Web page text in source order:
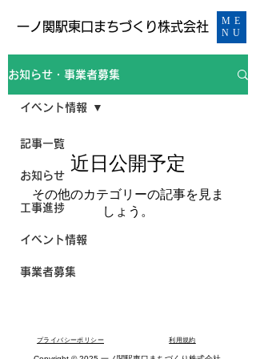
​一ノ関駅東口まちづくり株式会社
ME
NU
お知らせ・事業者募集
記事一覧
お知らせ
工事進捗
イベント情報
事業者募集
イベント情報
近日公開予定
その他のカテゴリーの記事を見ま
しょう。
プライバシーポリシー ​利用規約